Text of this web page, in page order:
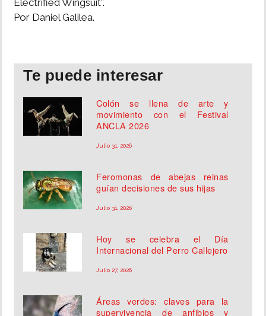
Electrified Wingsuit”.
Por Daniel Galilea.
Te puede interesar
Colón se llena de arte y
movimiento con el Festival
ANCLA 2026
Julio 31, 2026
Feromonas de abejas reinas
guían decisiones de sus hijas
Julio 31, 2026
Hoy se celebra el Día
Internacional del Perro Callejero
Julio 27, 2026
Áreas verdes: claves para la
supervivencia de anfibios y